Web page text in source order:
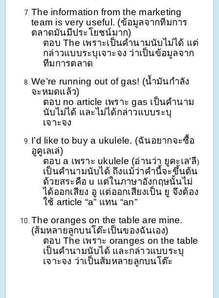
The information from the marketing
team is very useful. (ข้อมูลจากทีมการ
ตลาดมันมีประโยชน์มาก)
ตอบ The เพราะเป็นคำนามนับไม่ได้ แต่
กล่าวแบบระบุเจาะจง ว่าเป็นข้อมูลจาก
ทีมการตลาด
We’re running out of gas! (น้ำมันกำลัง
จะหมดแล้ว)
ตอบ no article เพราะ gas เป็นคำนาม
นับไม่ได้ และไม่ได้กล่าวแบบระบุ
เจาะจง
I’d like to buy a ukulele. (ฉันอยากจะซื้อ
อูคูเลเล่)
ตอบ a เพราะ ukulele (อ่านว่า ยูคะเล'ลี)
เป็นคำนามนับได้ ถึงแม้ว่าคำนี้จะขึ้นต้น
ด้วยสระคือ u แต่ในภาษาอังกฤษนั้นไม่
ได้ออกเสียง อู แต่ออกเสียงเป็น ยู จึงต้อง
ใช้ article “a” แทน “an”
The oranges on the table are mine.
(ส้มหลายลูกบนโต๊ะเป็นของฉันเอง)
ตอบ The เพราะ oranges on the table
เป็นคำนามนับได้ และกล่าวแบบระบุ
เจาะจง ว่าเป็นส้มหลายลูกบนโต๊ะ